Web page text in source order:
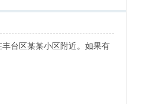
台区某某小区附近。如果有